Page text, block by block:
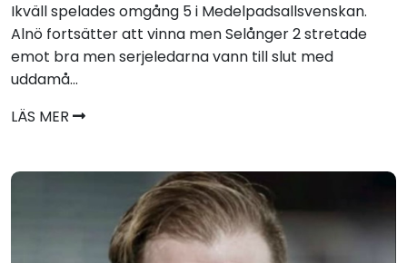
Ikväll spelades omgång 5 i Medelpadsallsvenskan.
Alnö fortsätter att vinna men Selånger 2 stretade
emot bra men serjeledarna vann till slut med
uddamå...
LÄS MER